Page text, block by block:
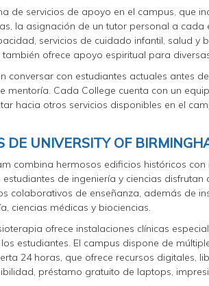
de servicios de apoyo en el campus, que
la asignación de un tutor personal a
servicios de cuidado infantil, salud y
ofrece apoyo espiritual para
conversar con estudiantes actuales antes
mentoría. Cada College cuenta con un
hacia otros servicios disponibles en el
DE UNIVERSITY OF
combina hermosos edificios históricos
estudiantes de ingeniería y ciencias
colaborativos de enseñanza, además de
ciencias médicas y biociencias.
ofrece instalaciones clínicas
estudiantes. El campus dispone de
24 horas, que ofrece recursos digitales,
préstamo gratuito de laptops,